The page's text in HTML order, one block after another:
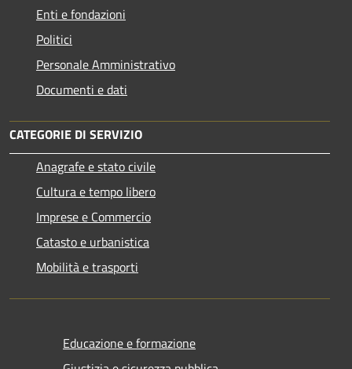
Enti e fondazioni
Politici
Personale Amministrativo
Documenti e dati
CATEGORIE DI SERVIZIO
Anagrafe e stato civile
Cultura e tempo libero
Imprese e Commercio
Catasto e urbanistica
Mobilità e trasporti
Educazione e formazione